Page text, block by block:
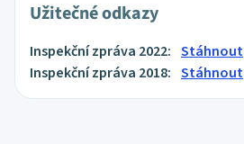
Užitečné odkazy
Inspekční zpráva 2022: Stáhnout
Inspekční zpráva 2018: Stáhnout